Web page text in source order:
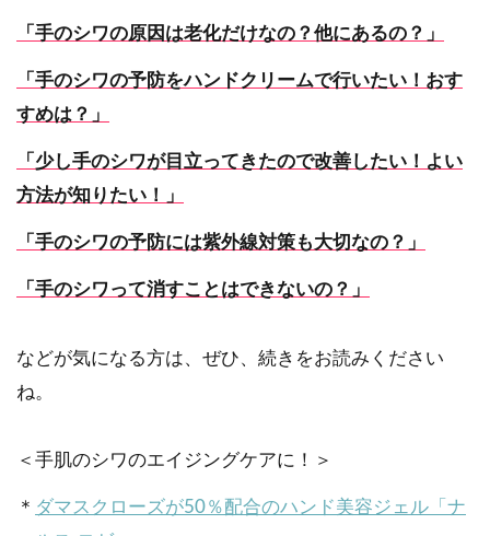
「手のシワの原因は老化だけなの？他にあるの？」
「手のシワの予防をハンドクリームで行いたい！おす
すめは？」
「少し手のシワが目立ってきたので改善したい！よい
方法が知りたい！」
「手のシワの予防には紫外線対策も大切なの？」
「手のシワって消すことはできないの？」
などが気になる方は、ぜひ、続きをお読みください
ね。
＜手肌のシワのエイジングケアに！＞
＊ ダマスクローズが50％配合のハンド美容ジェル「ナ